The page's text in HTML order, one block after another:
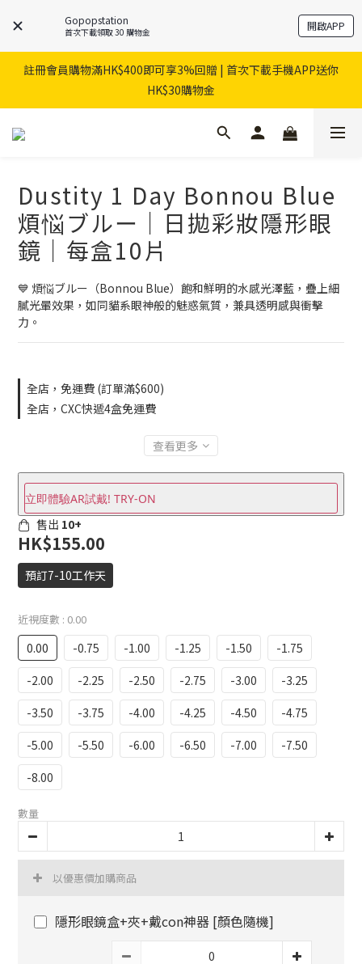
Gopopstation
首次下載領取 30 購物金 開啟APP
註冊會員購物滿HK$400即可享3%回贈 | 首次下載手機APP送你
HK$30購物金
Dustity 1 Day Bonnou Blue
煩悩ブルー｜日拋彩妝隱形眼
鏡｜每盒10片
💙 煩悩ブルー（Bonnou Blue）飽和鮮明的水感光澤藍，疊上細
膩光暈效果，如同貓系眼神般的魅惑氣質，兼具透明感與衝擊
力。
全店，免運費 (訂單滿$600)
全店，CXC快遞4盒免運費
查看更多
立即體驗AR試戴! TRY-ON
售出 10+
HK$155.00
預訂7-10工作天
近視度數 : 0.00
0.00 -0.75 -1.00 -1.25 -1.50
-1.75
-2.00
-2.25 -2.50 -2.75 -3.00
-3.25
-3.50
-3.75 -4.00 -4.25 -4.50
-4.75
-5.00
-5.50 -6.00 -6.50 -7.00
-7.50
-8.00
數量
以優惠價加購商品
隱形眼鏡盒+夾+戴con神器 [顏色隨機]